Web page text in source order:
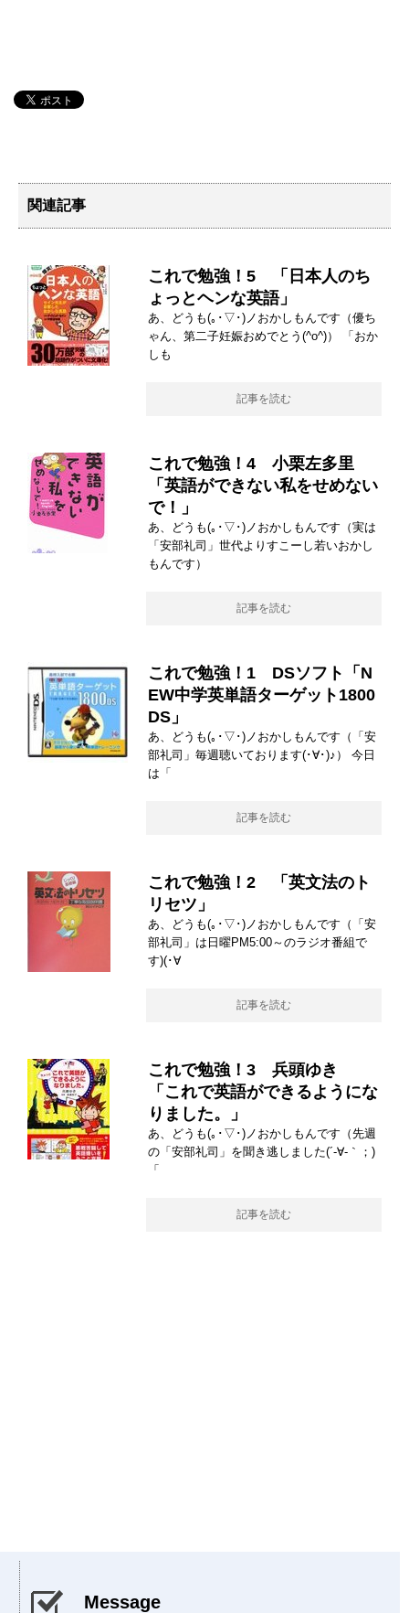
関連記事
これで勉強！5 「日本人のち
ょっとヘンな英語」
あ、どうも(｡･▽･)ノおかしもんです（優ち
ゃん、第二子妊娠おめでとう(^o^)） 「おか
しも
記事を読む
これで勉強！4 小栗左多里
「英語ができない私をせめない
で！」
あ、どうも(｡･▽･)ノおかしもんです（実は
「安部礼司」世代よりすこーし若いおかし
もんです）
記事を読む
これで勉強！1 DSソフト「N
EW中学英単語ターゲット1800
DS」
あ、どうも(｡･▽･)ノおかしもんです（「安
部礼司」毎週聴いております(･∀･)♪） 今日
は「
記事を読む
これで勉強！2 「英文法のト
リセツ」
あ、どうも(｡･▽･)ノおかしもんです（「安
部礼司」は日曜PM5:00～のラジオ番組で
す)(･∀
記事を読む
これで勉強！3 兵頭ゆき
「これで英語ができるようにな
りました。」
あ、どうも(｡･▽･)ノおかしもんです（先週
の「安部礼司」を聞き逃しました(´-∀-｀；)
「
記事を読む
Message